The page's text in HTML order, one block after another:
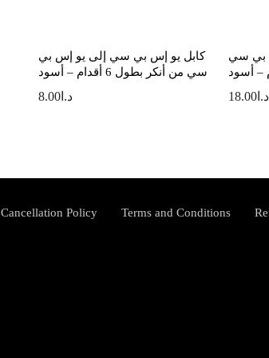
كابل يو إس بي سي إلى يو إس بي
سي من أنكر بطول 6 أقدام – أسود
د.ا8.00
بي سي
د.ا 18.00
Cancellation Policy Terms and Conditions